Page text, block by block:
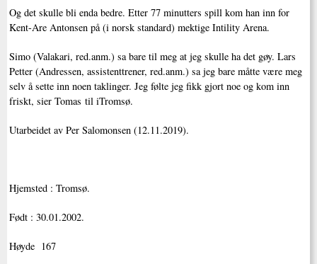
Og det skulle bli enda bedre. Etter 77 minutters spill kom han inn for
Kent-Are Antonsen på (i norsk standard) mektige Intility Arena.
Simo (Valakari, red.anm.) sa bare til meg at jeg skulle ha det gøy. Lars
Petter (Andressen, assistenttrener, red.anm.) sa jeg bare måtte være meg
selv å sette inn noen taklinger. Jeg følte jeg fikk gjort noe og kom inn
friskt, sier Tomas til iTromsø.
Utarbeidet av Per Salomonsen (12.11.2019).
Hjemsted : Tromsø.
Født : 30.01.2002.
Høyde 167